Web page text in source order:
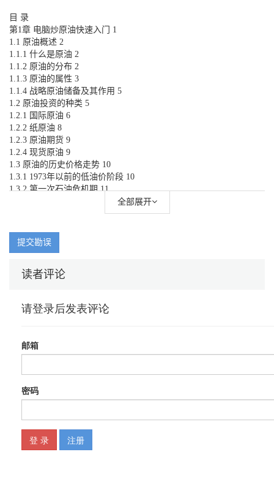
目 录
第1章 电脑炒原油快速入门 1
1.1 原油概述 2
1.1.1 什么是原油 2
1.1.2 原油的分布 2
1.1.3 原油的属性 3
1.1.4 战略原油储备及其作用 5
1.2 原油投资的种类 5
1.2.1 国际原油 6
1.2.2 纸原油 8
1.2.3 原油期货 9
1.2.4 现货原油 9
1.3 原油的历史价格走势 10
1.3.1 1973年以前的低油价阶段 10
1.3.2 第一次石油危机期 11
1.3.4 市场定价的较低油价时期 11
1.3.6 2008年至今原油价格的波动 13
1.4.2 博易大师软件的安装和登录 16
1.5 原油投资专业术语解释 23
2.1.1 K线的组成 27
2.1.3 K线运用要注意的问题 30
2.2 单根K线 31
2.2.1 强势K线 31
2.2.3 弱强势K线 32
2.2.4 无势K线 33
2.2.5 单根K线应用技巧 34
全部展开
提交勘误
读者评论